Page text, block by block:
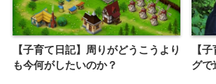
【子育て日記】周りがどうこうより
も今何がしたいのか？
【
グで